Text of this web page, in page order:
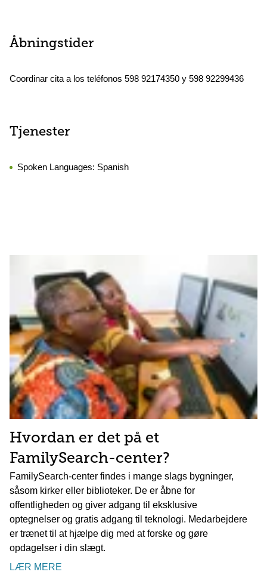
Åbningstider
Coordinar cita a los teléfonos 598 92174350 y 598 92299436
Tjenester
Spoken Languages: Spanish
Hvordan er det på et
FamilySearch-center?
FamilySearch-center findes i mange slags bygninger,
såsom kirker eller biblioteker. De er åbne for
offentligheden og giver adgang til eksklusive
optegnelser og gratis adgang til teknologi. Medarbejdere
er trænet til at hjælpe dig med at forske og gøre
opdagelser i din slægt.
LÆR MERE